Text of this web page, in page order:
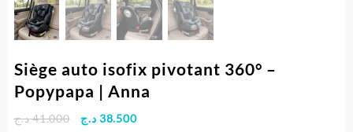
Siège auto isofix pivotant 360° –
Popypapa | Anna
41.000 د.ج
Le 38.500 د.ج
Le